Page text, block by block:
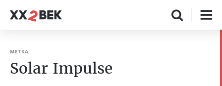
МЕТКА
Solar Impulse